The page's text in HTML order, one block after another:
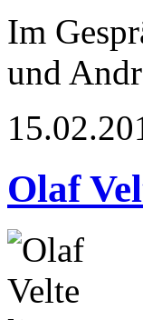
Im
und
Olaf